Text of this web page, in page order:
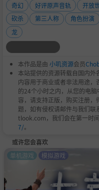
奇幻
好评原声音轨 开放
砍杀
第三人称 角色扮演
龙
本作品是由 小叽资源会员
本站提供的资源转载自国内
内容用于商业或者非法用途
的24个小时之内，从您的电
容，请支持正版，购买注册
题，如有侵权请邮件与我们
tlook.com，我们会在第一时
7/。
或许您会喜欢
单机游戏 模拟游戏